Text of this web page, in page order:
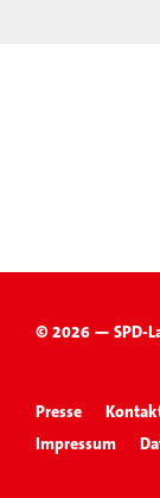
© 2026 — SPD-
Presse
Impressum